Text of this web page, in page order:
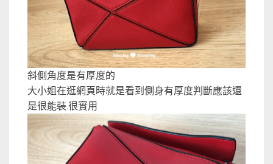
斜側角度是有厚度的
大小姐在逛網頁時就是看到側身有厚度判斷應該還
是很能裝.很實用